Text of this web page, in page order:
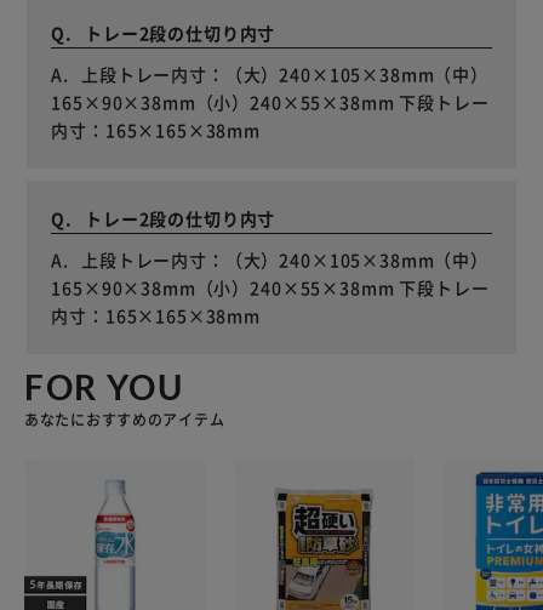
トレー2段の仕切り内寸
上段トレー内寸：（大）240×105×38mm（中）
165×90×38mm（小）240×55×38mm 下段トレー
内寸：165×165×38mm
トレー2段の仕切り内寸
上段トレー内寸：（大）240×105×38mm（中）
165×90×38mm（小）240×55×38mm 下段トレー
内寸：165×165×38mm
FOR YOU
あなたにおすすめのアイテム